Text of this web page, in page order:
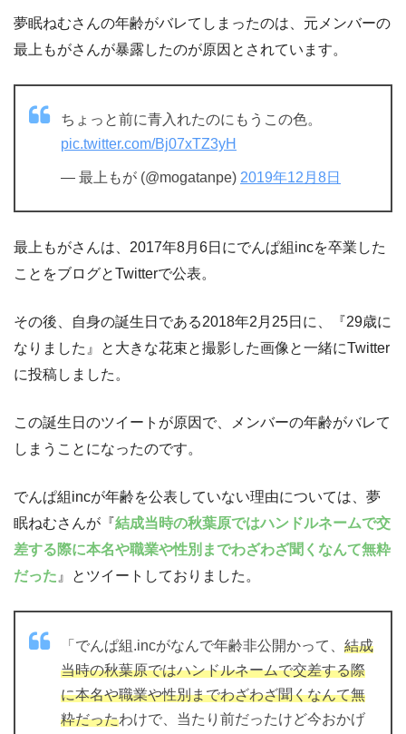
夢眠ねむさんの年齢がバレてしまったのは、元メンバーの
最上もがさんが暴露したのが原因とされています。
ちょっと前に青入れたのにもうこの色。
pic.twitter.com/Bj07xTZ3yH
— 最上もが (@mogatanpe) 2019年12月8日
最上もがさんは、2017年8月6日にでんぱ組incを卒業した
ことをブログとTwitterで公表。
その後、自身の誕生日である2018年2月25日に、『29歳に
なりました』と大きな花束と撮影した画像と一緒にTwitter
に投稿しました。
この誕生日のツイートが原因で、メンバーの年齢がバレて
しまうことになったのです。
でんぱ組incが年齢を公表していない理由については、夢
眠ねむさんが『結成当時の秋葉原ではハンドルネームで交
差する際に本名や職業や性別までわざわざ聞くなんて無粋
だった 』とツイートしておりました。
「でんぱ組.incがなんで年齢非公開かって、 結成
当時の秋葉原ではハンドルネームで交差する際
に本名や職業や性別までわざわざ聞くなんて無
粋だったわけで、当たり前だったけど今おかげ